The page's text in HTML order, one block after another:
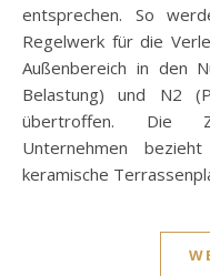
entsprechen. So
Regelwerk für die
Außenbereich in den
Belastung) und N2
übertroffen. Die
Unternehmen
keramische